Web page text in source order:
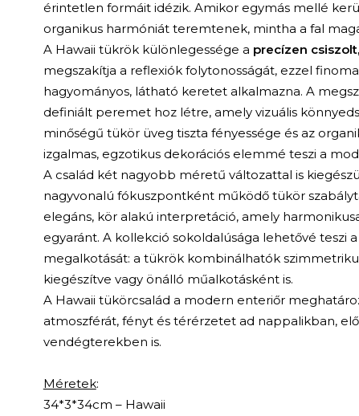
érintetlen formáit idézik. Amikor egymás mellé
organikus harmóniát teremtenek, mintha a fal
A Hawaii tükrök különlegessége a precízen
megszakítja a reflexiók folytonosságát, ezzel
hagyományos, látható keretet alkalmazna. A
definiált peremet hoz létre, amely vizuális
minőségű tükör üveg tiszta fényessége és az
izgalmas, egzotikus dekorációs elemmé teszi a
A család két nagyobb méretű változattal is
nagyvonalú fókuszpontként működő tükör
elegáns, kör alakú interpretáció, amely
egyaránt. A kollekció sokoldalúsága lehetővé teszi
megalkotását: a tükrök kombinálhatók
kiegészítve vagy önálló műalkotásként is.
A Hawaii tükörcsalád a modern enteriőr
atmoszférát, fényt és térérzetet ad nappalikban,
vendégterekben is.
Méretek:
34*3*34cm – Hawaii